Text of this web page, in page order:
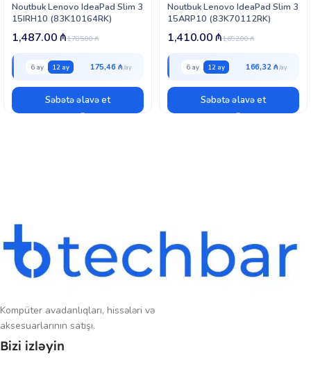
Noutbuk Lenovo IdeaPad Slim 3
15IRH10 (83K10164RK)
1,785.00₼
1,487.00₼
6 ay 12 ay 175,46 ₼
Səbətə əlavə et
Noutbuk Lenovo IdeaPad Slim 3
15ARP10 (83K70112RK)
1,692.00₼
1,410.00₼
6 ay 12 ay 166,32 ₼
Səbətə əlavə et
Kompüter avadanlıqları, hissələri və
aksesuarlarının satışı.
Bizi izləyin